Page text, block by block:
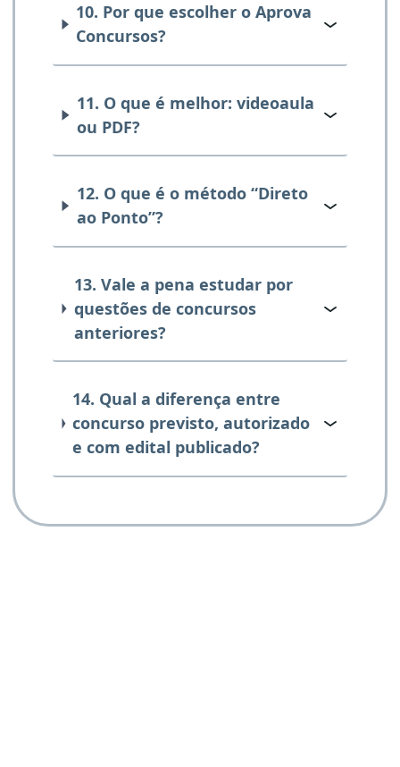
10. Por que escolher o Aprova
Concursos?
11. O que é melhor: videoaula
ou PDF?
12. O que é o método “Direto
ao Ponto”?
13. Vale a pena estudar por
questões de concursos
anteriores?
14. Qual a diferença entre
concurso previsto, autorizado
e com edital publicado?